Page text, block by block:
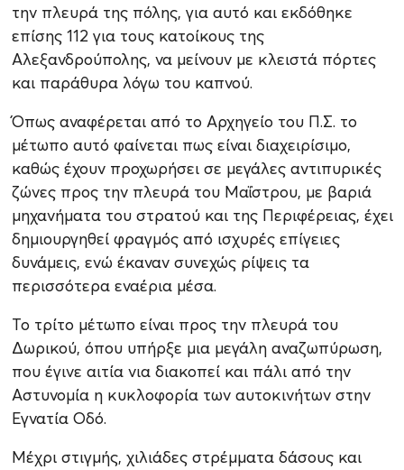
την πλευρά της πόλης, για αυτό και εκδόθηκε
επίσης 112 για τους κατοίκους της
Αλεξανδρούπολης, να μείνουν με κλειστά πόρτες
και παράθυρα λόγω του καπνού.
Όπως αναφέρεται από το Αρχηγείο του Π.Σ. το
μέτωπο αυτό φαίνεται πως είναι διαχειρίσιμο,
καθώς έχουν προχωρήσει σε μεγάλες αντιπυρικές
ζώνες προς την πλευρά του Μαΐστρου, με βαριά
μηχανήματα του στρατού και της Περιφέρειας, έχει
δημιουργηθεί φραγμός από ισχυρές επίγειες
δυνάμεις, ενώ έκαναν συνεχώς ρίψεις τα
περισσότερα εναέρια μέσα.
Το τρίτο μέτωπο είναι προς την πλευρά του
Δωρικού, όπου υπήρξε μια μεγάλη αναζωπύρωση,
που έγινε αιτία νια διακοπεί και πάλι από την
Αστυνομία η κυκλοφορία των αυτοκινήτων στην
Εγνατία Οδό.
Μέχρι στιγμής, χιλιάδες στρέμματα δάσους και